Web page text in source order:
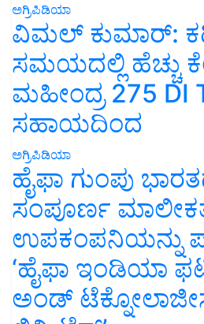
ಅಗ್ರಿಪಿಡಿಯಾ
ವಿಮಲ್ ಕುಮಾರ್:
ಸಮಯದಲ್ಲಿ ಹೆಚ್ಚು
ಮಹೀಂದ್ರ 275 DI
ಸಹಾಯದಿಂದ
ಅಗ್ರಿಪಿಡಿಯಾ
ಹೈಫಾ ಗುಂಪು
ಸಂಪೂರ್ಣ
ಉಪಕಂಪನಿಯನ್ನು
‘ಹೈಫಾ ಇಂಡಿಯಾ
ಅಂಡ್